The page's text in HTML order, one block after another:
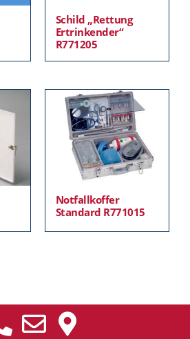
Schild „Rettung
Ertrinkender“
R771205
Notfallkoffer
Standard R771015